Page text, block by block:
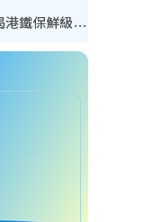
內地客歎港人唔識老！揭港鐵保鮮級冷氣 港人求放過：咪投訴